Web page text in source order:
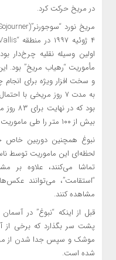
در مریخ حرکت کرد.
اولین وسیله نقلیه چرخ‌دار
مأموریت “رهیاب مریخ” بود.
و سخت افزار ویژه برای
بود که
بیش از ۱۰۰ متر را طی ماموریت خود طی کرد.
نبوغ همچنین دوربین خاص
لحظه‌ای این ماموریت توسط
تماشا می‌کنند، علاوه بر
“استقامت”، می‌توانند
مشاهده کنند.
قبل از اینکه “نبوغ” در
پشت سر بگذارد که برخی از
موشک و سپس جدا شدن از
شده است.